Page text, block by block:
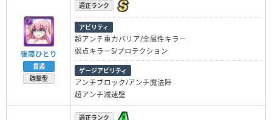
後藤ひとり
貫通
砲撃型
適正ランク
アビリティ
超アンチ重力バリア/全属性キラー
弱点キラーS/プロテクション
ゲージアビリティ
アンチブロック/アンチ魔法陣
超アンチ減速壁
適正ランク